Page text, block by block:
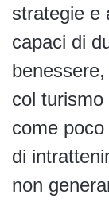
strategie e
capaci di
col
come
di
non